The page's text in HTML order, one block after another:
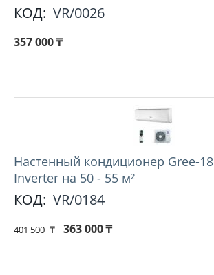
КОД: VR/0026
357 000₸
Настенный кондиционер Gree-
Inverter на 50 - 55 м²
КОД: VR/0184
401 500 ₸ 363 000₸